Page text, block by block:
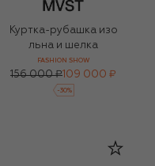
Куртка-рубашка изо
льна и шелка
FASHION SHOW
156 000 ₽ 109 000 ₽
-30%